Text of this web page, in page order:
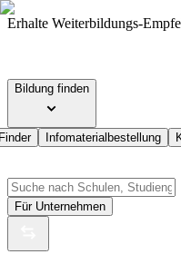
Erhalte Weiterbildungs-
Bildung finden
Infomaterialbestellung
Für Unternehmen